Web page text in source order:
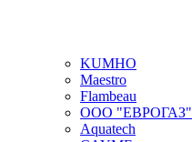
KUMHO
Maestro
Flambeau
ООО "ЕВРОГАЗ"
Aquatech